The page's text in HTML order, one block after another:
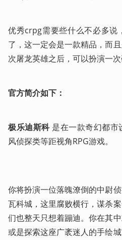
优秀crpg需要些什么不必多说
了，这一定会是一款精品，而
次屠龙英雄之后，可以扮演一
官方简介如下：
极乐迪斯科 是在一款奇幻都市
风侦探类等距视角RPG游戏。
你将扮演一位落魄潦倒的中尉
瓦科城，这里腐败横行，谋杀
们也整天只想着蹦迪。你在其
或是探索这座广袤迷人的手绘